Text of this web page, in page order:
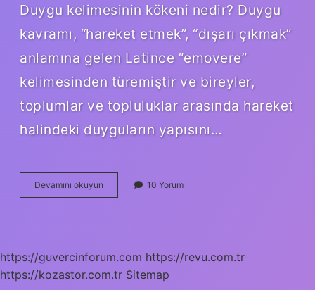
Duygu kelimesinin kökeni nedir? Duygu
kavramı, “hareket etmek”, “dışarı çıkmak”
anlamına gelen Latince “emovere”
kelimesinden türemiştir ve bireyler,
toplumlar ve topluluklar arasında hareket
halindeki duyguların yapısını…
Devamını okuyun Duygularını
Kelimesinin
10 Yorum
https://guvercinforum.com https://revu.com.tr
https://kozastor.com.tr Sitemap